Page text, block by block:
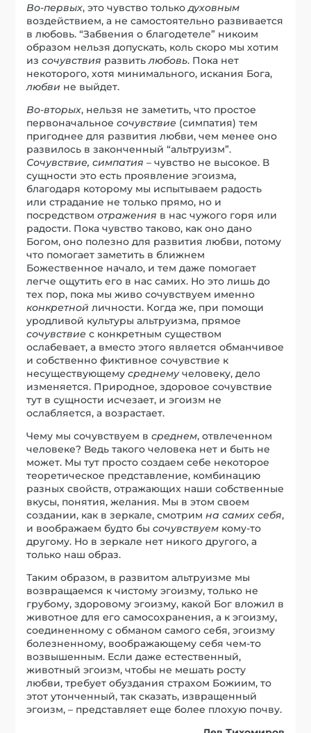
Во-первых, это чувство толькодуховным
воздействием, а не самостоятельно развивается
в любовь. “Забвения о благодетеле” никоим
образом нельзя допускать, коль скоро мы хотим
изсочувствия развитьлюбовь. Пока нет
некоторого, хотя минимального, искания Бога,
любви не выйдет.
Во-вторых, нельзя не заметить, что простое
первоначальное сочувствие (симпатия) тем
пригоднее для развития любви, чем менее оно
развилось в законченный “альтруизм”.
Сочувствие, симпатия– чувство не высокое. В
сущности это есть проявление эгоизма,
благодаря которому мы испытываем радость
или страдание не только прямо, но и
посредством отражения в нас чужого горя или
радости. Пока чувство таково, как оно дано
Богом, оно полезно для развития любви, потому
что помогает заметить в ближнем
Божественное начало, и тем даже помогает
легче ощутить его в нас самих. Но это лишь до
тех пор, пока мы живо сочувствуем именно
конкретной личности. Когда же, при помощи
уродливой культуры альтруизма, прямое
сочувствие с конкретным существом
ослабевает, а вместо этого является обманчивое
и собственно фиктивное сочувствие к
несуществующему среднемучеловеку, дело
изменяется. Природное, здоровое сочувствие
тут в сущности исчезает, и эгоизм не
ослабляется, а возрастает.
Чему мы сочувствуем в среднем, отвлеченном
человеке? Ведь такого человека нет и быть не
может. Мы тут просто создаем себе некоторое
теоретическое представление, комбинацию
разных свойств, отражающих наши собственные
вкусы, понятия, желания. Мы в этом своем
создании, как в зеркале, смотримна самих себя,
и воображаем будто бысочувствуем кому-то
другому. Но в зеркале нет никого другого, а
только наш образ.
Таким образом, в развитом альтруизме мы
возвращаемся к чистому эгоизму, только не
грубому, здоровому эгоизму, какой Бог вложил в
животное для его самосохранения, а к эгоизму,
соединенному с обманом самого себя, эгоизму
болезненному, воображающему себя чем-то
возвышенным. Если даже естественный,
животный эгоизм, чтобы не мешать росту
любви, требует обуздания страхом Божиим, то
этот утонченный, так сказать, извращенный
эгоизм, – представляет еще более плохую почву.